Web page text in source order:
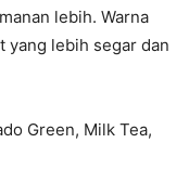
lebih. Warna
yang lebih segar dan
Green, Milk Tea,